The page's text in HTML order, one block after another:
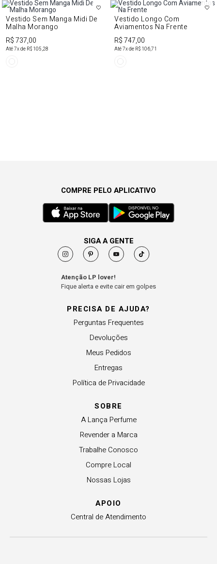
Vestido Sem Manga Midi De
Malha Morango
R$ 737,00
Até7x de R$ 105,28
Vestido Longo Com
Aviamentos Na Frente
R$ 747,00
Até7x de R$ 106,71
PRECISA DE AJUDA?
Perguntas Frequentes
Devoluções
Meus Pedidos
Entregas
Política de Privacidade
SOBRE
A Lança Perfume
Revender a Marca
Trabalhe Conosco
Compre Local
Nossas Lojas
APOIO
Central de Atendimento
COMPRE PELO APLICATIVO
SIGA A GENTE
Atenção LP lover!
Fique alerta e evite cair em golpes